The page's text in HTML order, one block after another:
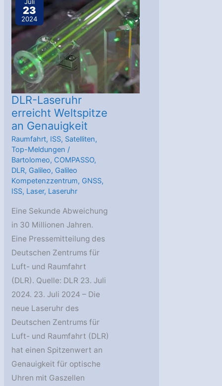
der
Internationalen
Raumstation
Juli
23
2024
DLR-Laseruhr
erreicht Weltspitze
an Genauigkeit
Raumfahrt, ISS, Satelliten,
Top-Meldungen /
Bartolomeo, COMPASSO,
DLR, Galileo, Galileo
Kompetenzzentrum, GNSS,
ISS, Laser, Laseruhr
Eine Sekunde Abweichung
in 30 Millionen Jahren.
Eine Pressemitteilung des
Deutschen Zentrums für
Luft- und Raumfahrt
(DLR). Quelle: DLR 23. Juli
2024. 23. Juli 2024 – Die
neue Laseruhr des
Deutschen Zentrums für
Luft- und Raumfahrt (DLR)
hat einen Spitzenwert an
Genauigkeit für optische
Uhren mit Gaszellen